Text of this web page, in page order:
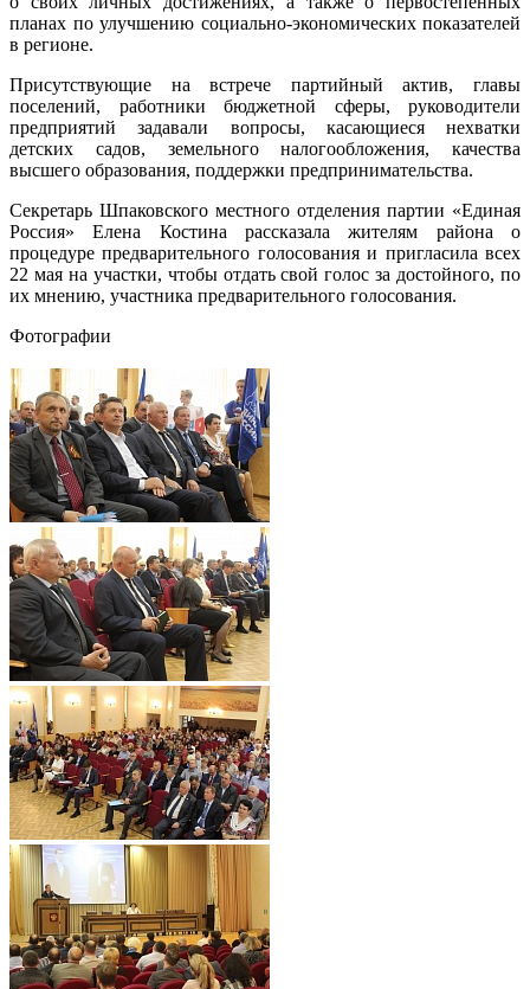
планах по улучшению социально-экономических показателей
в регионе.
Присутствующие на встрече партийный актив, главы
поселений, работники бюджетной сферы, руководители
предприятий задавали вопросы, касающиеся нехватки
детских садов, земельного налогообложения, качества
высшего образования, поддержки предпринимательства.
Секретарь Шпаковского местного отделения партии «Единая
Россия» Елена Костина рассказала жителям района о
процедуре предварительного голосования и пригласила всех
22 мая на участки, чтобы отдать свой голос за достойного, по
их мнению, участника предварительного голосования.
Фотографии